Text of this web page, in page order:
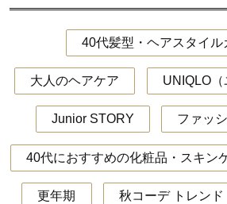
40代髪型・ヘアスタイル
大人のヘアケア UNIQLO
Junior STORY ファッ
更年期 秋コーデ トレンド